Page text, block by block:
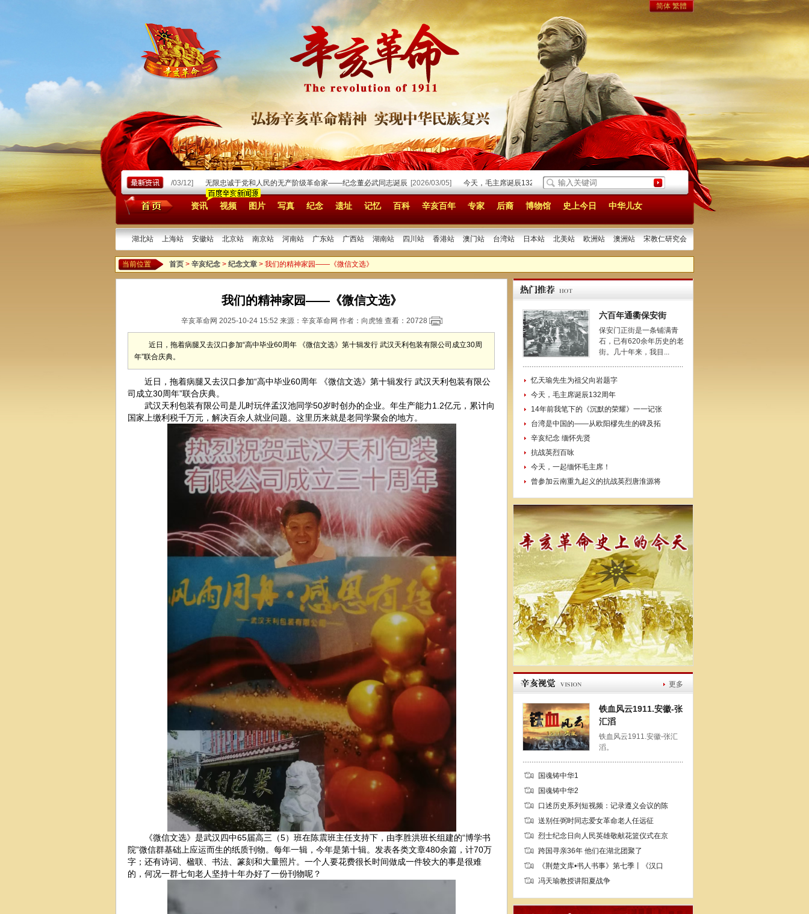
简体 繁體
03/23] 忆天瑜先生为祖父向岩题字 [2026/03/12] 无限忠诚于党和人民的无产阶级革命家——纪念董必武同志诞辰 [2026/03/05] 今天，毛主席诞辰132周年 [2025/12/26] 14年前我笔下的《沉默的荣耀》一一记张执一同志 [2025/12/22] 辛
资讯 视频 图片 写真 纪念 遗址 记忆 百科 辛亥百年 专家 后裔 博物馆 史上今日 中华儿女
湖北站 上海站 安徽站 北京站 南京站 河南站 广东站 广西站 湖南站 四川站 香港站 澳门站 台湾站 日本站 北美站 欧洲站 澳洲站 宋教仁研究会
当前位置 首页 > 辛亥纪念 > 纪念文章 > 我们的精神家园——《微信文选》
我们的精神家园——《微信文选》
辛亥革命网 2025-10-24 15:52 来源： 辛亥革命网 作者：向虎雏 查看： 20728
近日，拖着病腿又去汉口参加“高中毕业60周年 《微信文选》第十辑发行 武汉天利包装有限公司成立30周
年”联合庆典。
近日，拖着病腿又去汉口参加“高中毕业60周年 《微信文选》第十辑发行 武汉天利包装有限公
司成立30周年”联合庆典。
武汉天利包装有限公司是儿时玩伴孟汉池同学50岁时创办的企业。年生产能力1.2亿元，累计向
国家上缴利税千万元，解决百余人就业问题。这里历来就是老同学聚会的地方。
《微信文选》是武汉四中65届高三（5）班在陈震班主任支持下，由李胜洪班长组建的“博学书
院”微信群基础上应运而生的纸质刊物。每年一辑，今年是第十辑。发表各类文章480余篇，计70万
字；还有诗词、楹联、书法、篆刻和大量照片。一个人要花费很长时间做成一件较大的事是很难
的，何况一群七旬老人坚持十年办好了一份刊物呢？
六百年通衢保安街
保安门正街是一条铺满青
石，已有620余年历史的老
街。几十年来，我目...
忆天瑜先生为祖父向岩题字
今天，毛主席诞辰132周年
14年前我笔下的《沉默的荣耀》一一记张
台湾是中国的——从欧阳樛先生的碑及拓
辛亥纪念 缅怀先贤
抗战英烈百咏
今天，一起缅怀毛主席！
曾参加云南重九起义的抗战英烈唐淮源将
更多
铁血风云1911.安徽-张
汇滔
铁血风云1911.安徽-张汇
滔。
国魂铸中华1
国魂铸中华2
口述历史系列短视频：记录遵义会议的陈
送别任弼时同志爱女革命老人任远征
烈士纪念日向人民英雄敬献花篮仪式在京
跨国寻亲36年 他们在湖北团聚了
《荆楚文库•书人书事》第七季丨《汉口
冯天瑜教授讲阳夏战争